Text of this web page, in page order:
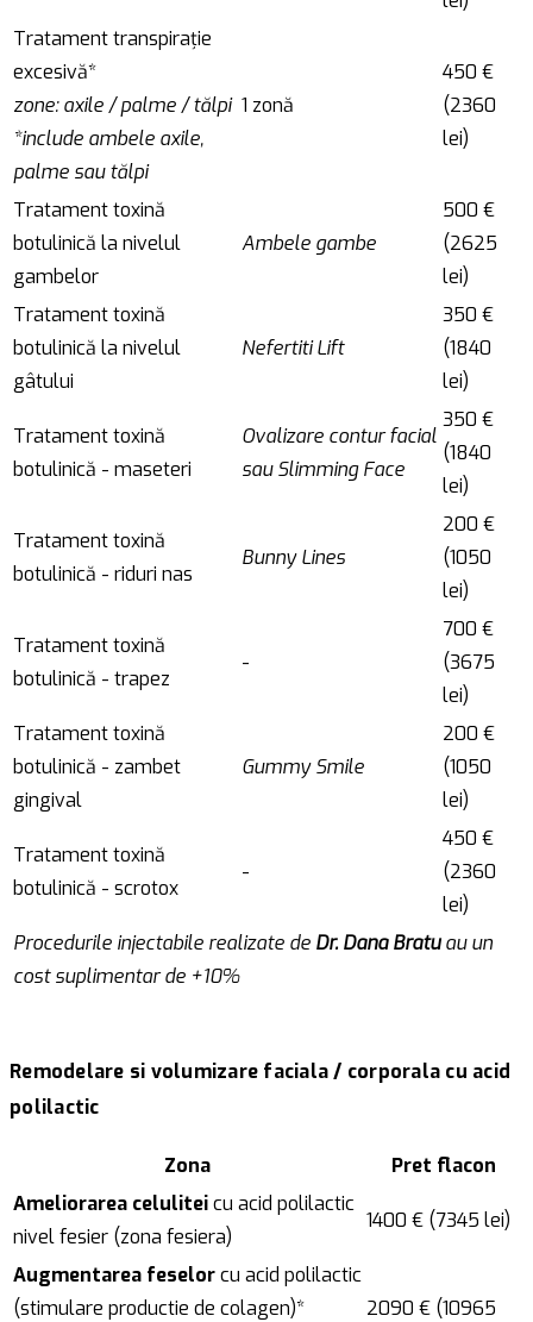
Tratament transpirație
excesivă*
zone: axile / palme / tălpi
*include ambele axile,
palme sau tălpi
1 zonă
450 €
(2360
lei)
Tratament toxină
botulinică la nivelul
gambelor
Ambele gambe
500 €
(2625
lei)
Tratament toxină
botulinică la nivelul
gâtului
Nefertiti Lift
350 €
(1840
lei)
Tratament toxină
botulinică - maseteri
Ovalizare contur facial
sau Slimming Face
350 €
(1840
lei)
Tratament toxină
botulinică - riduri nas
Bunny Lines
200 €
(1050
lei)
Tratament toxină
botulinică - trapez
-
700 €
(3675
lei)
Tratament toxină
botulinică - zambet
gingival
Gummy Smile
200 €
(1050
lei)
Tratament toxină
botulinică - scrotox
-
450 €
(2360
lei)
Procedurile injectabile realizate de Dr. Dana Bratuau un
cost suplimentar de +10%
Remodelare si volumizare faciala / corporala cu acid
polilactic
Zona
Pret flacon
Ameliorarea celuliteicu acid polilactic
nivel fesier (zona fesiera)
1400 € (7345 lei)
Augmentarea feselorcu acid polilactic
(stimulare productie de colagen)*
2090 € (10965